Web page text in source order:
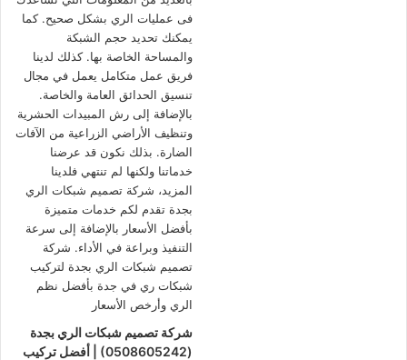
شركة تصميم شبكات الري بجدة
(0508605242) | أفضل تركيب